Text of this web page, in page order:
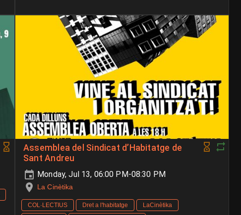
Assemblea del Sindicat d’Habitatge de
Sant Andreu
Monday, Jul 13, 06:00 PM-08:30 PM
La Cinètika
COL·LECTIUS Dret a l'habitatge
LaCinètika